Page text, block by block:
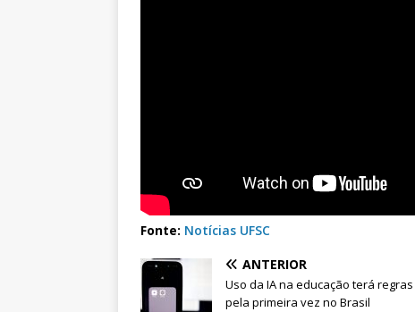
Fonte: Notícias UFSC
ANTERIOR
Uso da IA na educação terá regras
pela primeira vez no Brasil